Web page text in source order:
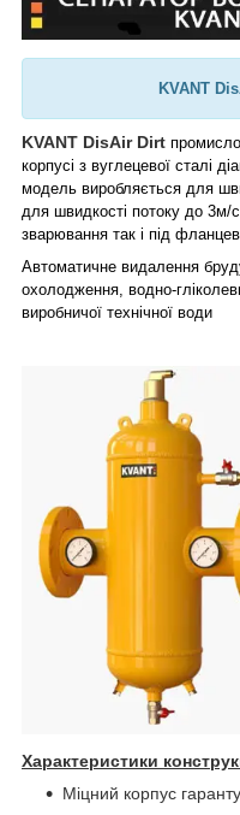
KVANT
KVANT DisAir Dirt
корпусі з вуглецевої сталі
модель виробляється для
для швидкості потоку до 3м/
зварювання так і під
Автоматичне видалення
охолодження, водно-
виробничої технічної води
Характеристики
Міцний корпус